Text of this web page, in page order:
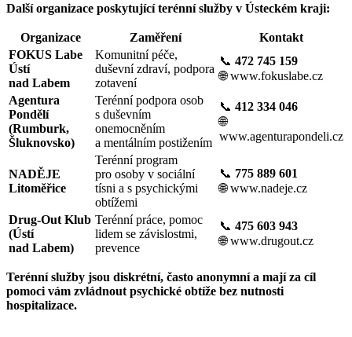
Další organizace poskytující terénní služby v Ústeckém kraji:
Organizace Zaměření
Kontakt
FOKUS Labe
Ústí
nad Labem
Komunitní péče,
duševní zdraví, podpora
zotavení
📞 472 745 159
🌐www.fokuslabe.cz
Agentura
Pondělí
(Rumburk,
Šluknovsko)
Terénní podpora osob
s duševním
onemocněním
a mentálním postižením
📞 412 334 046
🌐
www.agenturapondeli.cz
NADĚJE
Litoměřice
Terénní program
pro osoby v sociální
tísni a s psychickými
obtížemi
📞 775 889 601
🌐www.nadeje.cz
Drug-Out Klub
(Ústí
nad Labem)
Terénní práce, pomoc
lidem se závislostmi,
prevence
📞 475 603 943
🌐www.drugout.cz
Terénní služby jsou diskrétní, často anonymní a mají za cíl
pomoci vám zvládnout psychické obtíže bez nutnosti
hospitalizace.